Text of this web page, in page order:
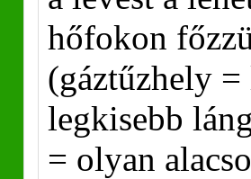
hőfokon
(gáztűzhely =
legkisebb
= olyan